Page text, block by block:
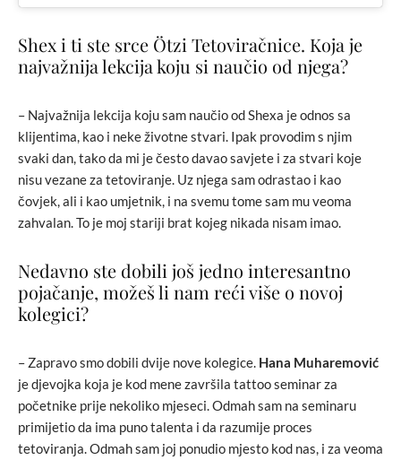
Shex i ti ste srce Ötzi Tetoviračnice. Koja je
najvažnija lekcija koju si naučio od njega?
– Najvažnija lekcija koju sam naučio od Shexa je odnos sa
klijentima, kao i neke životne stvari. Ipak provodim s njim
svaki dan, tako da mi je često davao savjete i za stvari koje
nisu vezane za tetoviranje. Uz njega sam odrastao i kao
čovjek, ali i kao umjetnik, i na svemu tome sam mu veoma
zahvalan. To je moj stariji brat kojeg nikada nisam imao.
Nedavno ste dobili još jedno interesantno
pojačanje, možeš li nam reći više o novoj
kolegici?
– Zapravo smo dobili dvije nove kolegice. Hana Muharemović
je djevojka koja je kod mene završila tattoo seminar za
početnike prije nekoliko mjeseci. Odmah sam na seminaru
primijetio da ima puno talenta i da razumije proces
tetoviranja. Odmah sam joj ponudio mjesto kod nas, i za veoma